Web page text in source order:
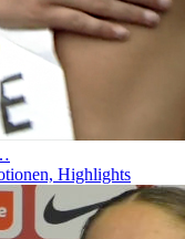
Highlights